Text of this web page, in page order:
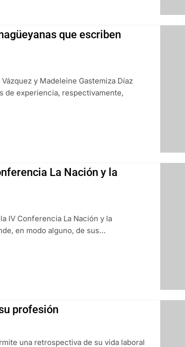
que escriben
y Madeleine Gastemiza Díaz
de experiencia, respectivamente,
La Nación y la
IV Conferencia La Nación y la
en modo alguno, de sus…
profesión
una retrospectiva de su vida laboral